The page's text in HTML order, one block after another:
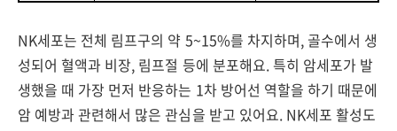
NK세포는 전체 림프구의 약 5~15%를 차지하며, 골수에서 생
성되어 혈액과 비장, 림프절 등에 분포해요. 특히 암세포가 발
생했을 때 가장 먼저 반응하는 1차 방어선 역할을 하기 때문에
암 예방과 관련해서 많은 관심을 받고 있어요. NK세포 활성도